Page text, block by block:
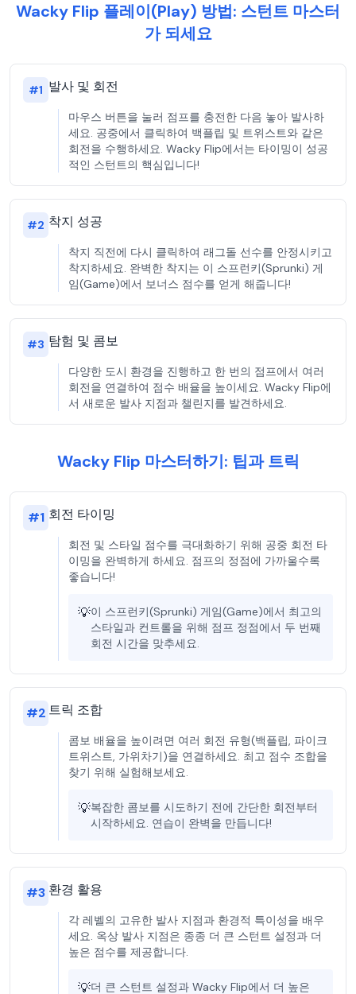
Wacky Flip 플레이(Play) 방법: 스턴트 마스터
가 되세요
#1 발사 및 회전
마우스 버튼을 눌러 점프를 충전한 다음 놓아 발사하
세요. 공중에서 클릭하여 백플립 및 트위스트와 같은
회전을 수행하세요. Wacky Flip에서는 타이밍이 성공
적인 스턴트의 핵심입니다!
#2 착지 성공
착지 직전에 다시 클릭하여 래그돌 선수를 안정시키고
착지하세요. 완벽한 착지는 이 스프런키(Sprunki) 게
임(Game)에서 보너스 점수를 얻게 해줍니다!
#3 탐험 및 콤보
다양한 도시 환경을 진행하고 한 번의 점프에서 여러
회전을 연결하여 점수 배율을 높이세요. Wacky Flip에
서 새로운 발사 지점과 챌린지를 발견하세요.
Wacky Flip 마스터하기: 팁과 트릭
#1 회전 타이밍
회전 및 스타일 점수를 극대화하기 위해 공중 회전 타
이밍을 완벽하게 하세요. 점프의 정점에 가까울수록
좋습니다!
💡이 스프런키(Sprunki) 게임(Game)에서 최고의
스타일과 컨트롤을 위해 점프 정점에서 두 번째
회전 시간을 맞추세요.
#2 트릭 조합
콤보 배율을 높이려면 여러 회전 유형(백플립, 파이크
트위스트, 가위차기)을 연결하세요. 최고 점수 조합을
찾기 위해 실험해보세요.
💡복잡한 콤보를 시도하기 전에 간단한 회전부터
시작하세요. 연습이 완벽을 만듭니다!
#3 환경 활용
각 레벨의 고유한 발사 지점과 환경적 특이성을 배우
세요. 옥상 발사 지점은 종종 더 큰 스턴트 설정과 더
높은 점수를 제공합니다.
💡더 큰 스턴트 설정과 Wacky Flip에서 더 높은